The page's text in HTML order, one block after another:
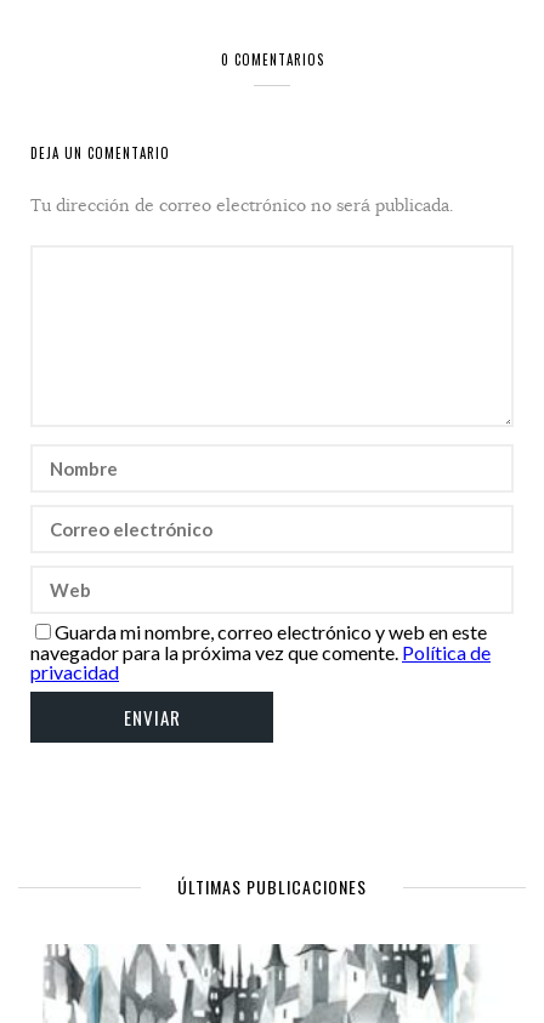
0 COMENTARIOS
DEJA UN COMENTARIO
Tu dirección de correo electrónico no será publicada.
Guarda mi nombre, correo electrónico y web en este
navegador para la próxima vez que comente. Política de
privacidad
ÚLTIMAS PUBLICACIONES